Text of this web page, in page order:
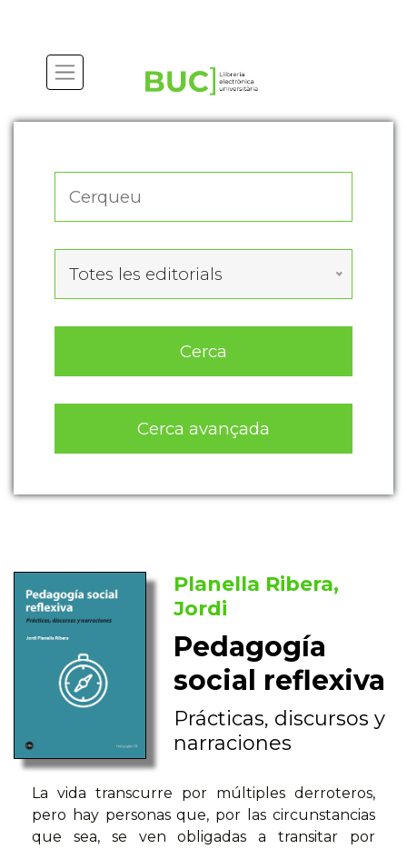
Totes les editorials
Cerca
Cerca avançada
Planella Ribera,
Jordi
Pedagogía
social reflexiva
Prácticas, discursos y
narraciones
La vida transcurre por múltiples derroteros,
pero hay personas que, por las circunstancias
que sea, se ven obligadas a transitar por